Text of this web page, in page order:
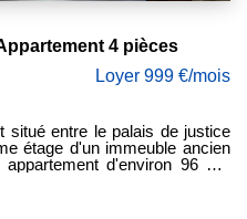
4 pièces
Loyer 999 €/mois
situé entre le palais de justice
étage d'un immeuble ancien
d'environ 96 m²,